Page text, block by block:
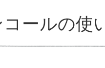
ールの使